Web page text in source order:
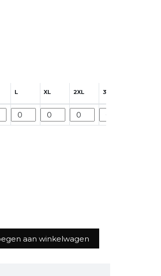
L XL 2XL 3XL
aan winkelwagen